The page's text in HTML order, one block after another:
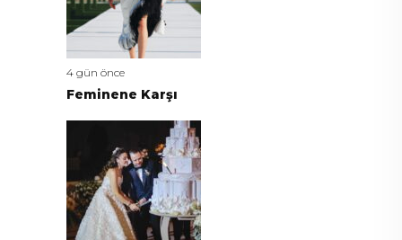
4 gün önce
Feminene Karşı